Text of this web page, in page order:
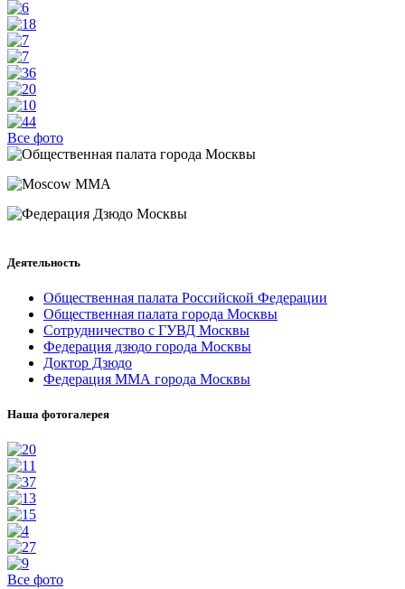
Все фото
Деятельность
Общественная палата Российской Федерации
Общественная палата города Москвы
Сотрудничество с ГУВД Москвы
Федерация дзюдо города Москвы
Доктор Дзюдо
Федерация ММА города Москвы
Наша фотогалерея
Все фото